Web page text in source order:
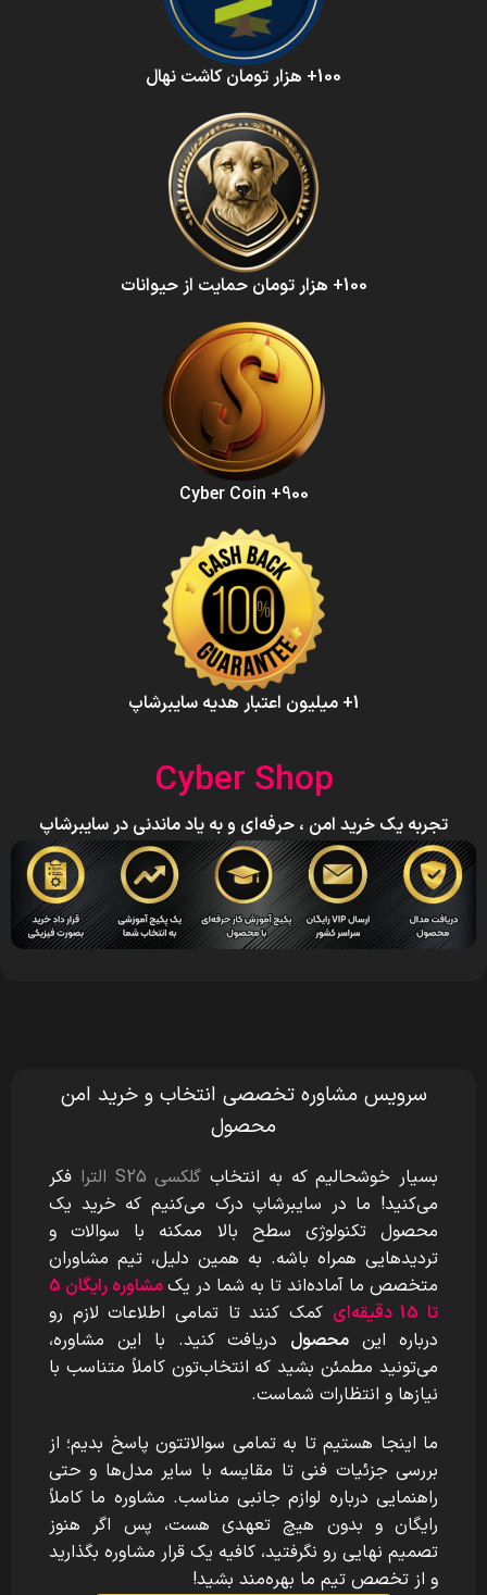
100+ هزار تومان کاشت نهال
100+ هزار تومان حمایت از حیوانات
900+ Cyber Coin
1+ میلیون اعتبار هدیه سایبرشاپ
Cyber Shop
تجربه یک خرید امن ، حرفه‌ای و به یاد ماندنی در سایبرشاپ
سرویس مشاوره تخصصی انتخاب و خرید امن
محصول
بسیار خوشحالیم که به انتخاب گلکسی S25 الترا
فکر
می‌کنید! ما در سایبرشاپ درک می‌کنیم که خرید یک
محصول تکنولوژی سطح بالا ممکنه با سوالات و
تردیدهایی همراه باشه. به همین دلیل، تیم مشاوران
متخصص ما آماده‌اند تا به شما در یک
مشاوره رایگان 5
تا 15 دقیقه‌ای
کمک کنند تا تمامی اطلاعات لازم رو
درباره این محصول دریافت کنید. با این مشاوره،
می‌تونید مطمئن بشید که انتخاب‌تون کاملاً متناسب با
نیازها و انتظارات شماست.
ما اینجا هستیم تا به تمامی سوالاتتون پاسخ بدیم؛ از
بررسی جزئیات فنی تا مقایسه با سایر مدل‌ها و حتی
راهنمایی درباره لوازم جانبی مناسب. مشاوره ما کاملاً
رایگان و بدون هیچ تعهدی هست، پس اگر هنوز
تصمیم نهایی رو نگرفتید، کافیه یک قرار مشاوره بگذارید
و از تخصص تیم ما بهره‌مند بشید!